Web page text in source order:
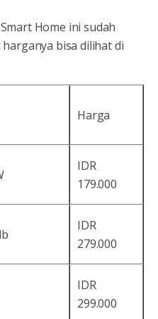
Home ini sudah
bisa dilihat di
Harga
IDR
179.000
IDR
279.000
IDR
299.000